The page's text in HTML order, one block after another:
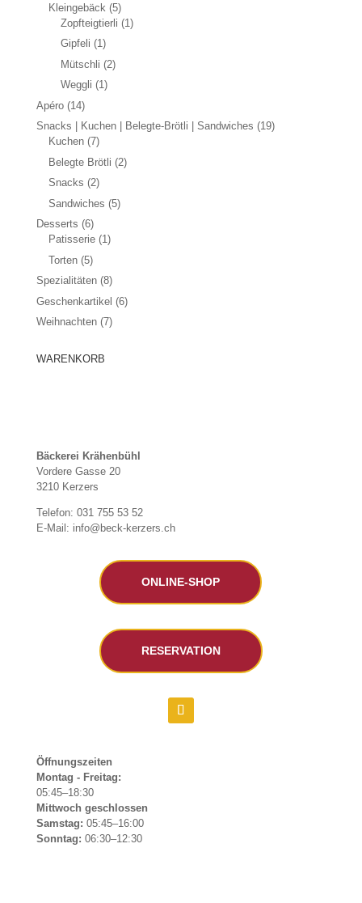
Kleingebäck (5)
Zopfteigtierli (1)
Gipfeli (1)
Mütschli (2)
Weggli (1)
Apéro (14)
Snacks | Kuchen | Belegte-Brötli | Sandwiches (19)
Kuchen (7)
Belegte Brötli (2)
Snacks (2)
Sandwiches (5)
Desserts (6)
Patisserie (1)
Torten (5)
Spezialitäten (8)
Geschenkartikel (6)
Weihnachten (7)
WARENKORB
Bäckerei Krähenbühl
Vordere Gasse 20
3210 Kerzers
Telefon: 031 755 53 52
E-Mail: info@beck-kerzers.ch
ONLINE-SHOP
RESERVATION
Öffnungszeiten
Montag - Freitag:
05:45–18:30
Mittwoch geschlossen
Samstag: 05:45–16:00
Sonntag: 06:30–12:30